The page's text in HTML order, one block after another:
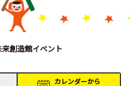
来創造館イベント
カレンダーから